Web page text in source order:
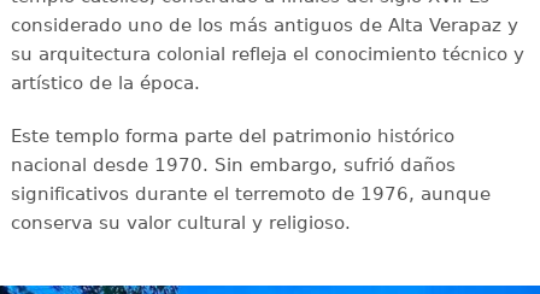
considerado uno de los más antiguos de Alta Verapaz y
su arquitectura colonial refleja el conocimiento técnico y
artístico de la época.
Este templo forma parte del patrimonio histórico
nacional desde 1970. Sin embargo, sufrió daños
significativos durante el terremoto de 1976, aunque
conserva su valor cultural y religioso.